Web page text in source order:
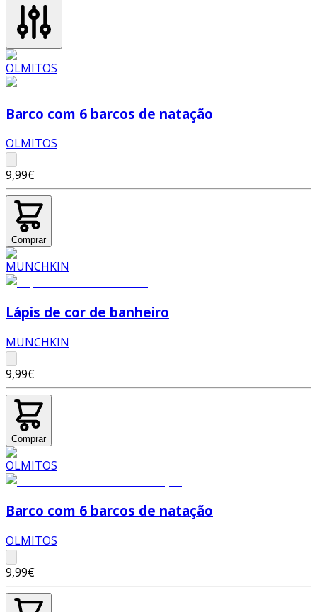
Barco com 6 barcos de natação
OLMITOS
9,99€
Comprar
Lápis de cor de banheiro
MUNCHKIN
9,99€
Comprar
Barco com 6 barcos de natação
OLMITOS
9,99€